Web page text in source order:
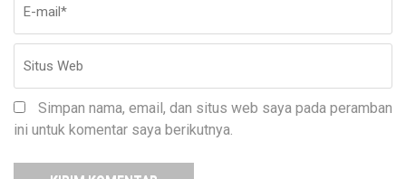
Simpan nama, email, dan situs web saya pada peramban
ini untuk komentar saya berikutnya.